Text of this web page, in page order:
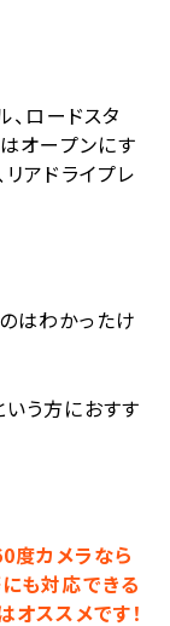
、ロードスタ
オープンにす
アドライプレ
はわかったけ
う方におすす
度カメラなら
も対応できる
ススメです！